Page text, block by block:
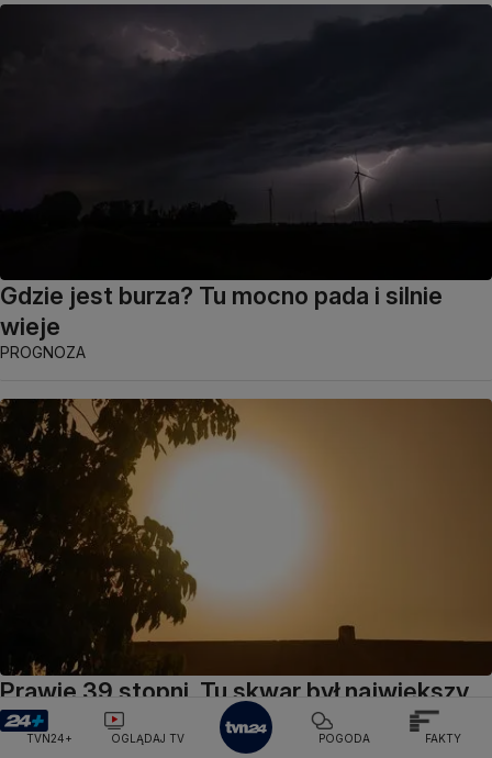
Gdzie jest burza? Tu mocno pada i silnie
wieje
PROGNOZA
Prawie 39 stopni. Tu skwar był największy
POLSKA
TVN24+ OGLĄDAJ TV POGODA FAKTY